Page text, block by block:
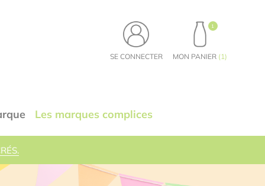
SE CONNECTER
1PRODUITS, VOIR LE
MON PANIER (1)
Les marques complices